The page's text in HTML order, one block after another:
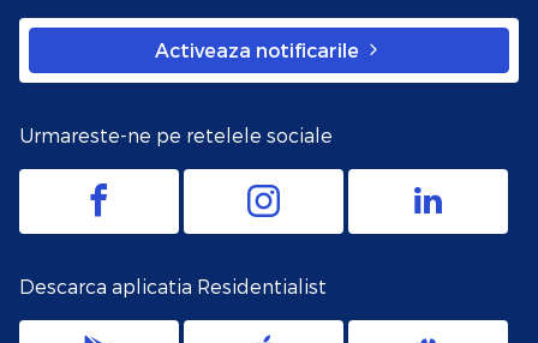
Activeaza notificarile
Urmareste-ne pe retelele sociale
Descarca aplicatia Residentialist